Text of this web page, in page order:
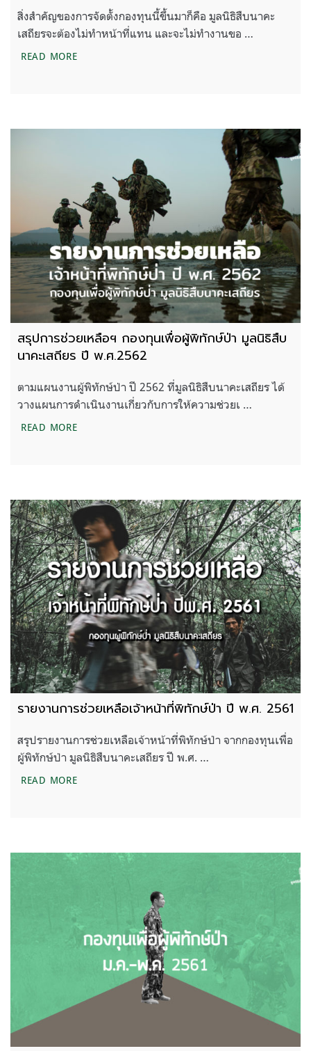
สิ่งสำคัญของการจัดตั้งกองทุนนี้ขึ้นมาก็คือ มูลนิธิสืบนาคะ
เสถียรจะต้องไม่ทำหน้าที่แทน และจะไม่ทำงานขอ …
READ MOREกองทุนเพื่อผู้พิทักษ์ป่า มูลนิธิสืบนาคะเสถียร
สรุปการช่วยเหลือฯ กองทุนเพื่อผู้พิทักษ์ป่า มูลนิธิสืบ
นาคะเสถียร ปี พ.ศ.2562
ตามแผนงานผู้พิทักษ์ป่า ปี 2562 ที่มูลนิธิสืบนาคะเสถียร ได้
วางแผนการดำเนินงานเกี่ยวกับการให้ความช่วยเ …
READ MOREสรุปการช่วยเหลือฯ กองทุนเพื่อผู้พิทักษ์ป่า มูลนิธิสืบน
รายงานการช่วยเหลือเจ้าหน้าที่พิทักษ์ป่า ปี พ.ศ. 2561
สรุปรายงานการช่วยเหลือเจ้าหน้าที่พิทักษ์ป่า จากกองทุนเพื่อ
ผู้พิทักษ์ป่า มูลนิธิสืบนาคะเสถียร ปี พ.ศ. …
READ MOREรายงานการช่วยเหลือเจ้าหน้าที่พิทักษ์ป่า ปี พ.ศ. 2561